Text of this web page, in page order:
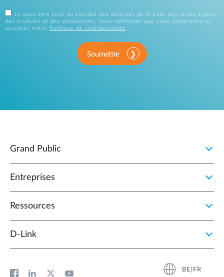
Je veux être tenu au courant des activités de D-Link, des mises à jours
des produits et des promotions. Vous confirmez que vous comprenez et
acceptez notre
Politique de confidentialité.
Soumettre
Grand Public
Entreprises
Ressources
D‑Link
BE|FR